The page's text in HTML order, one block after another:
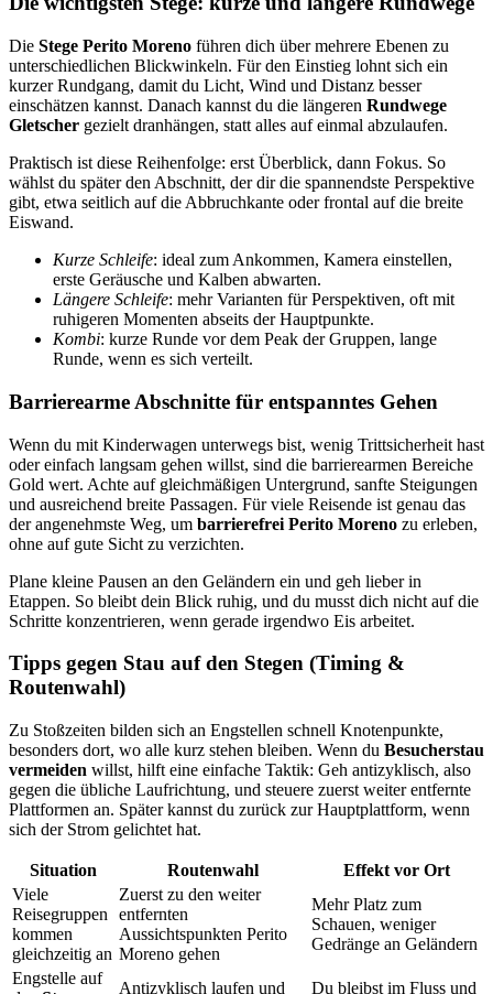
Die Stege Perito Moreno führen dich über mehrere Ebenen zu
unterschiedlichen Blickwinkeln. Für den Einstieg lohnt sich ein
kurzer Rundgang, damit du Licht, Wind und Distanz besser
einschätzen kannst. Danach kannst du die längeren Rundwege
Gletscher gezielt dranhängen, statt alles auf einmal abzulaufen.
Praktisch ist diese Reihenfolge: erst Überblick, dann Fokus. So
wählst du später den Abschnitt, der dir die spannendste Perspektive
gibt, etwa seitlich auf die Abbruchkante oder frontal auf die breite
Eiswand.
Kurze Schleife: ideal zum Ankommen, Kamera einstellen,
erste Geräusche und Kalben abwarten.
Längere Schleife: mehr Varianten für Perspektiven, oft mit
ruhigeren Momenten abseits der Hauptpunkte.
Kombi: kurze Runde vor dem Peak der Gruppen, lange
Runde, wenn es sich verteilt.
Barrierearme Abschnitte für entspanntes Gehen
Wenn du mit Kinderwagen unterwegs bist, wenig Trittsicherheit hast
oder einfach langsam gehen willst, sind die barrierearmen Bereiche
Gold wert. Achte auf gleichmäßigen Untergrund, sanfte Steigungen
und ausreichend breite Passagen. Für viele Reisende ist genau das
der angenehmste Weg, um barrierefrei Perito Moreno zu erleben,
ohne auf gute Sicht zu verzichten.
Plane kleine Pausen an den Geländern ein und geh lieber in
Etappen. So bleibt dein Blick ruhig, und du musst dich nicht auf die
Schritte konzentrieren, wenn gerade irgendwo Eis arbeitet.
Tipps gegen Stau auf den Stegen (Timing &
Routenwahl)
Zu Stoßzeiten bilden sich an Engstellen schnell Knotenpunkte,
besonders dort, wo alle kurz stehen bleiben. Wenn du Besucherstau
vermeiden willst, hilft eine einfache Taktik: Geh antizyklisch, also
gegen die übliche Laufrichtung, und steuere zuerst weiter entfernte
Plattformen an. Später kannst du zurück zur Hauptplattform, wenn
sich der Strom gelichtet hat.
Situation Routenwahl
Effekt vor Ort
Viele
Reisegruppen
kommen
gleichzeitig an
Zuerst zu den weiter
entfernten
Aussichtspunkten Perito
Moreno gehen
Mehr Platz zum
Schauen, weniger
Gedränge an Geländern
Engstelle auf
Antizyklisch laufen und Du bleibst im Fluss und